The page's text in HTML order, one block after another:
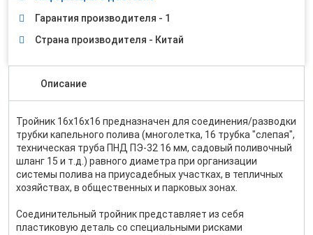
Гарантия производителя - 1
Страна производителя - Китай
Описание
Тройник 16х16х16 предназначен для соединения/разводки
трубки капельного полива (многолетка, 16 трубка "слепая",
техническая труба ПНД ПЭ-32 16 мм, садовый поливочный
шланг 15 и т.д.) равного диаметра при организации
системы полива на приусадебных участках, в тепличных
хозяйствах, в общественных и парковых зонах.
Соединительный тройник представляет из себя
пластиковую деталь со специальными рисками